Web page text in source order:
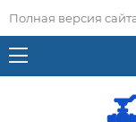
Полная версия